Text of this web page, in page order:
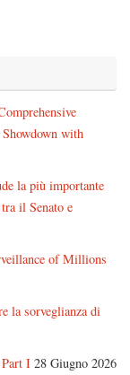
with
la più importante
il Senato e
of Millions
la sorveglianza di
I 28 Giugno 2026